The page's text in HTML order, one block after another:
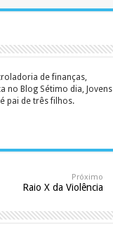
de finanças,
no Blog Sétimo dia, Jovens
pai de três filhos.
Próximo
Raio X da Violência